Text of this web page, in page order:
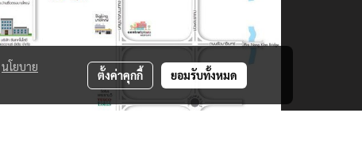
นโยบาย
ตั้งค่าคุกกี้ ยอมรับทั้งหมด